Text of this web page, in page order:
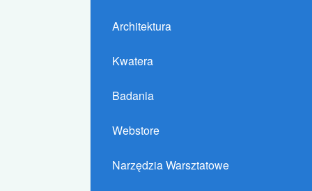
Architektura
Kwatera
Badania
Webstore
Narzędzia Warsztatowe